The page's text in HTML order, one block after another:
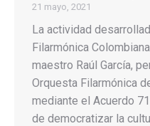
21 mayo, 2021
La actividad
Filarmónica
maestro Raúl García,
Orquesta Filarmónica
mediante el Acuerdo
de democratizar la